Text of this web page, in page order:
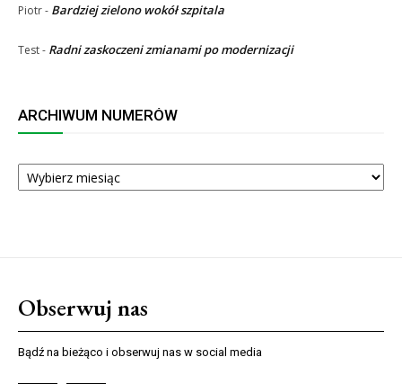
Piotr- Bardziej zielono wokół szpitala
Test- Radni zaskoczeni zmianami po modernizacji
ARCHIWUM NUMERÓW
ARCHIWUM
NUMERÓW
Obserwuj nas
Bądź na bieżąco i obserwuj nas w social media